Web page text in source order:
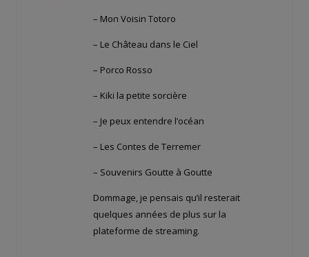
– Mon Voisin Totoro
– Le Château dans le Ciel
– Porco Rosso
– Kiki la petite sorcière
– Je peux entendre l’océan
– Les Contes de Terremer
– Souvenirs Goutte à Goutte
Dommage, je pensais qu’il resterait
quelques années de plus sur la
plateforme de streaming.